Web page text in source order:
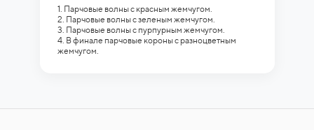
1. Парчовые волны с красным жемчугом.
2. Парчовые волны с зеленым жемчугом.
3. Парчовые волны с пурпурным жемчугом.
4. В финале парчовые короны с разноцветным
жемчугом.